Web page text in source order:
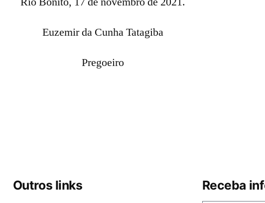
Euzemir da Cunha Tatagiba
Pregoeiro
Outros links Receba